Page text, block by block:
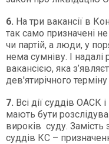
6. На три вакансії в
так само призначені
чи партій, а люди, у
нема сумніву. І
вакансією, яка
дев'ятирічного
7. Всі дії суддів ОАСК
мають бути
вироків суду. Замість
суддів КС –